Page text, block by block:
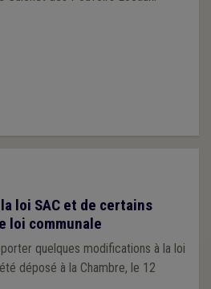
loi SAC et de certains
loi communale
quelques modifications à la loi
déposé à la Chambre, le 12